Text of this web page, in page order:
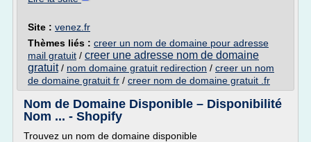
Site : venez.fr
Thèmes liés : creer un nom de domaine pour adresse
mail gratuit / creer une adresse nom de domaine
gratuit/ nom domaine gratuit redirection / creer un nom
de domaine gratuit fr / creer nom de domaine gratuit .fr
Nom de Domaine Disponible – Disponibilité
Nom ... - Shopify
Trouvez un nom de domaine disponible